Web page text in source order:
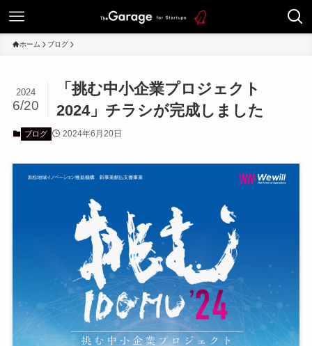
ホーム ブログ
「挑む中小企業プロジェクト
2024」チラシが完成しました
2024
6/20
ブログ 2024年6月20日